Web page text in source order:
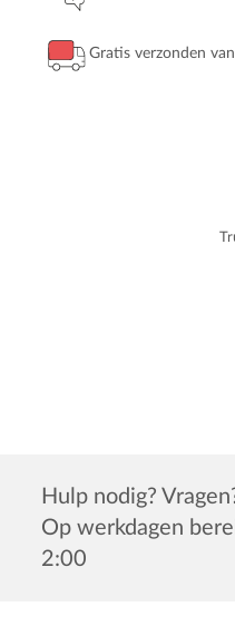
Gratis verzonden
Hulp nodig?
Op werkdagen
2:00